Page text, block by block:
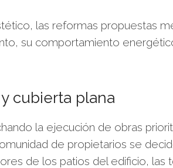
las reformas propuestas
su comportamiento
cubierta plana
la ejecución de obras
de propietarios se
de los patios del edificio, las